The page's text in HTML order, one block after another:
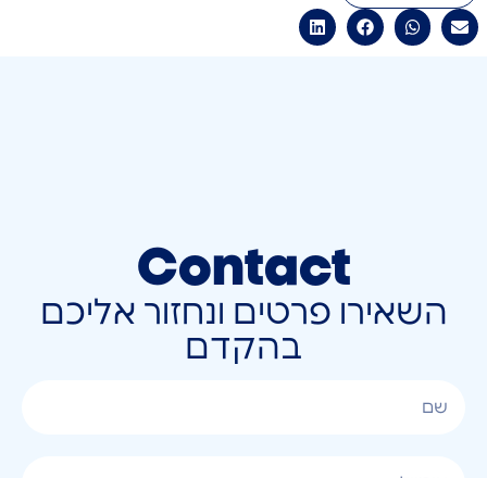
Contact
השאירו פרטים ונחזור אליכם
בהקדם